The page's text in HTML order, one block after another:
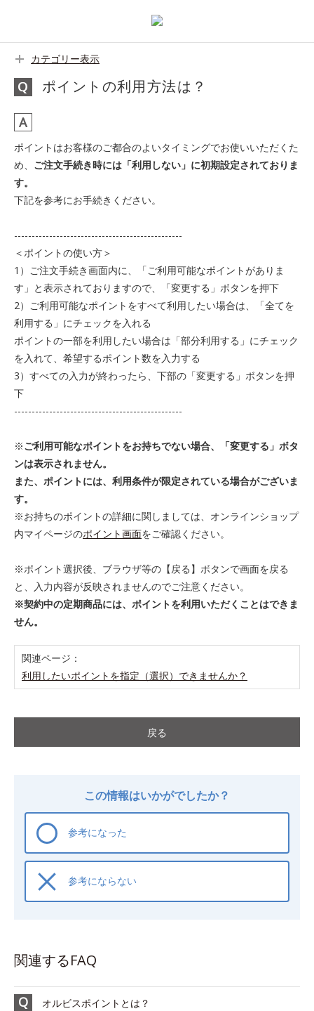
カテゴリー表示
ポイントの利用方法は？
ポイントはお客様のご都合のよいタイミングでお使いいただくた
め、 ご注文手続き時には「利用しない」に初期設定されておりま
す。
下記を参考にお手続きください。
------------------------------------------------
＜ポイントの使い方＞
1）ご注文手続き画面内に、「ご利用可能なポイントがありま
す」と表示されておりますので、「変更する」ボタンを押下
2）ご利用可能なポイントをすべて利用したい場合は、「全てを
利用する」にチェックを入れる
ポイントの一部を利用したい場合は「部分利用する」にチェック
を入れて、希望するポイント数を入力する
3）すべての入力が終わったら、下部の「変更する」ボタンを押
下
------------------------------------------------
※ご利用可能なポイントをお持ちでない場合、「変更する」ボタ
ンは表示されません。
また、ポイントには、利用条件が限定されている場合がございま
す。
※お持ちのポイントの詳細に関しましては、オンラインショップ
内マイページのポイント画面をご確認ください。
※ポイント選択後、ブラウザ等の【戻る】ボタンで画面を戻る
と、入力内容が反映されませんのでご注意ください。
※契約中の定期商品には、ポイントを利用いただくことはできま
せん。
関連ページ：
利用したいポイントを指定（選択）できませんか？
戻る
この情報はいかがでしたか？
参考になった
参考にならない
関連するFAQ
オルビスポイントとは？